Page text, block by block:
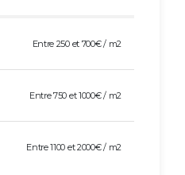
Entre 250 et 700€ / m2
Entre 750 et 1000€ / m2
Entre 1100 et 2000€ / m2